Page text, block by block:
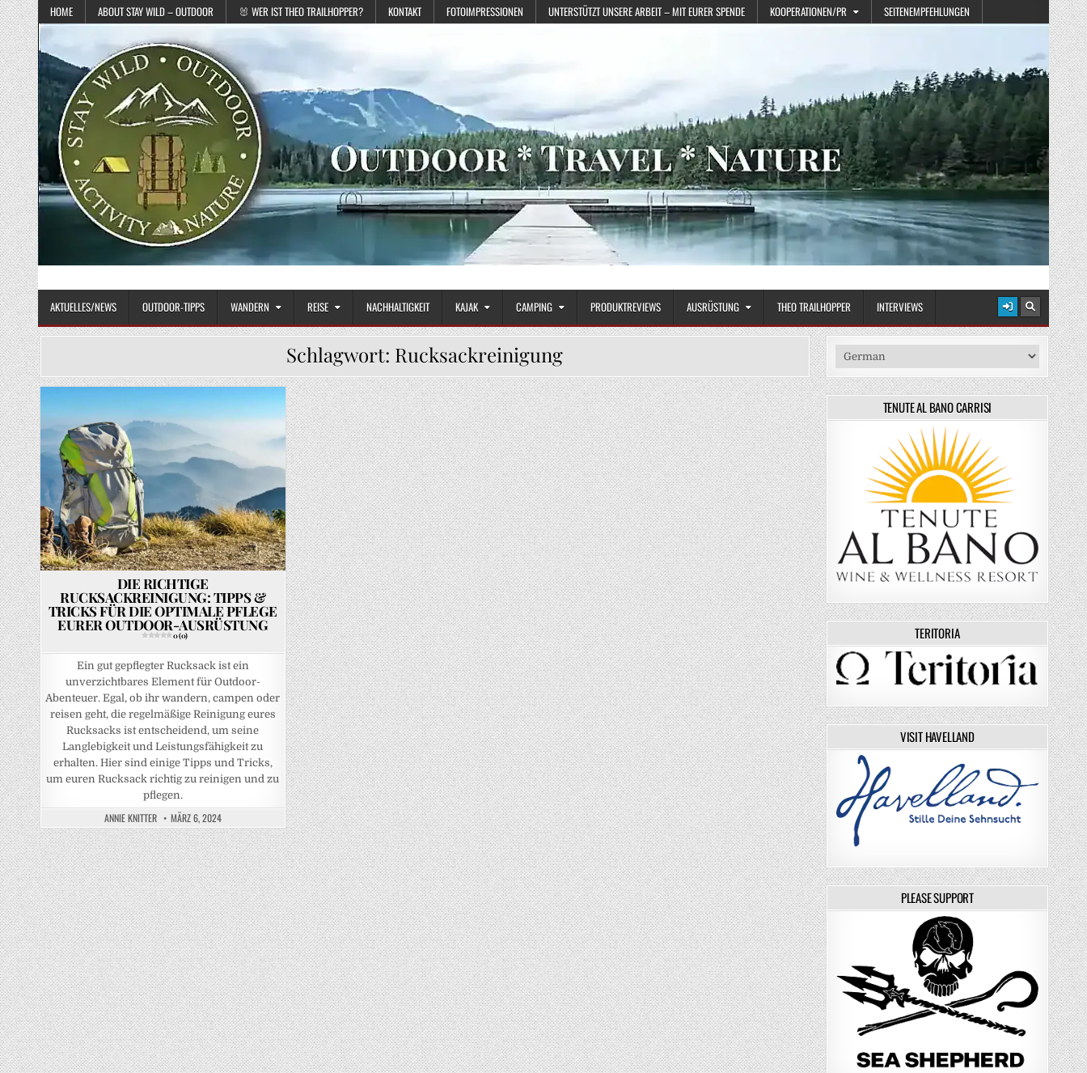
Skip to content
HOME ABOUT STAY WILD – OUTDOOR 🐰 WER IST THEO TRAILHOPPER? KONTAKT FOTOIMPRESSIONEN UNTERSTÜTZT UNSERE ARBEIT – MIT EURER SPENDE KOOPERATIONEN/PR SEITENEMPFEHLUNGEN
STAY WILD – OUTDOOR
AKTUELLES/NEWS OUTDOOR-TIPPS WANDERN REISE NACHHALTIGKEIT KAJAK CAMPING PRODUKTREVIEWS AUSRÜSTUNG THEO TRAILHOPPER INTERVIEWS
Schlagwort: Rucksackreinigung
Posted in
DIE RICHTIGE
RUCKSACKREINIGUNG: TIPPS &
TRICKS FÜR DIE OPTIMALE PFLEGE
EURER OUTDOOR-AUSRÜSTUNG
0 (0)
Ein gut gepflegter Rucksack ist ein
unverzichtbares Element für Outdoor-
Abenteuer. Egal, ob ihr wandern, campen oder
reisen geht, die regelmäßige Reinigung eures
Rucksacks ist entscheidend, um seine
Langlebigkeit und Leistungsfähigkeit zu
erhalten. Hier sind einige Tipps und Tricks,
um euren Rucksack richtig zu reinigen und zu
pflegen.
ANNIE KNITTER MÄRZ 6, 2024
TENUTE AL BANO CARRISI
TERITORIA
VISIT HAVELLAND
PLEASE SUPPORT